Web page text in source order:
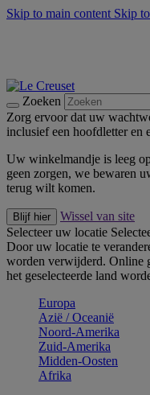
Skip to main content Skip
Zoeken
Zorg ervoor dat uw
inclusief een hoofdletter en
Uw winkelmandje is leeg
geen zorgen, we bewaren
terug wilt komen.
Blijf hier
Wissel van site
Selecteer uw locatie
Door uw locatie te
worden verwijderd. Online
het geselecteerde land
Europa
Aziё / Oceaniё
Noord-Amerika
Zuid-Amerika
Midden-Oosten
Afrika